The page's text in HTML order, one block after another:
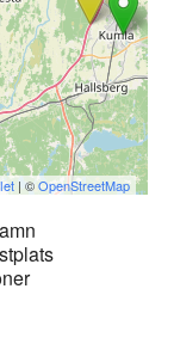
| ©OpenStreetMap